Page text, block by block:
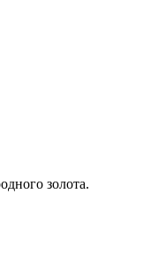
золота.